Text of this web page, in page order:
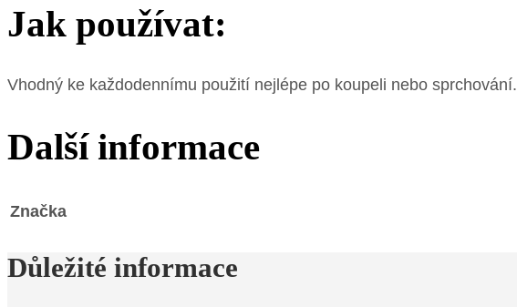
Jak používat:
Vhodný ke každodennímu použití nejlépe po koupeli nebo sprchování.
Další informace
Značka
Důležité informace